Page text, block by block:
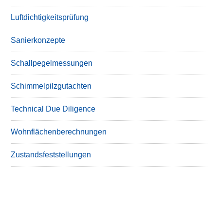
Luftdichtigkeitsprüfung
Sanierkonzepte
Schallpegelmessungen
Schimmelpilzgutachten
Technical Due Diligence
Wohnflächenberechnungen
Zustandsfeststellungen